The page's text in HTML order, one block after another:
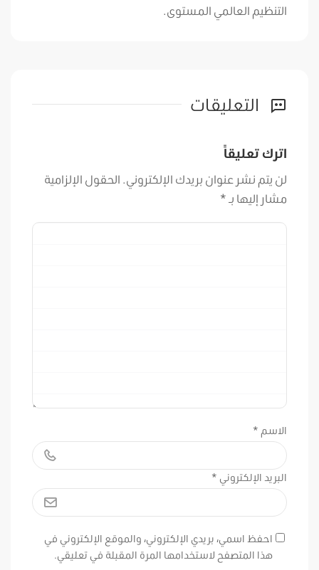
التنظيم العالمي المستوى.
التعليقات
اترك تعليقاً
لن يتم نشر عنوان بريدك الإلكتروني. الحقول الإلزامية
مشار إليها بـ *
الاسم *
البريد الإلكتروني *
احفظ اسمي، بريدي الإلكتروني، والموقع الإلكتروني في
هذا المتصفح لاستخدامها المرة المقبلة في تعليقي.